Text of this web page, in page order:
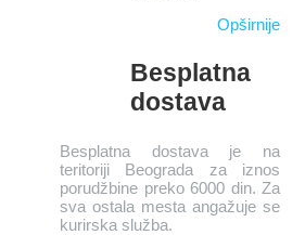
Opširnije
Besplatna
dostava
Besplatna dostava je na
teritoriji Beograda za iznos
porudžbine preko 6000 din. Za
sva ostala mesta angažuje se
kurirska služba.